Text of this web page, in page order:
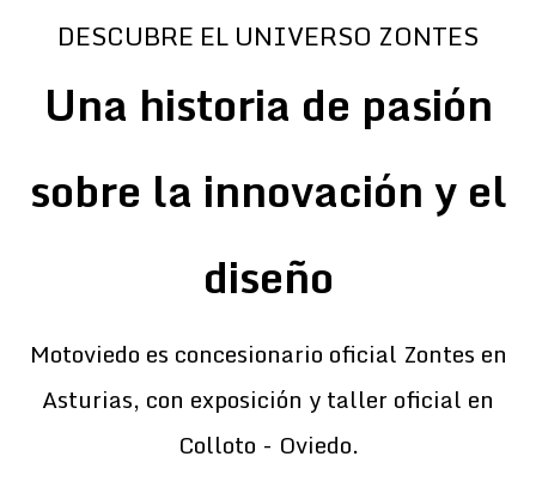
DESCUBRE EL UNIVERSO ZONTES
Una historia de pasión
sobre la innovación y el
diseño
Motoviedo es concesionario oficial Zontes en
Asturias, con exposición y taller oficial en
Colloto - Oviedo.